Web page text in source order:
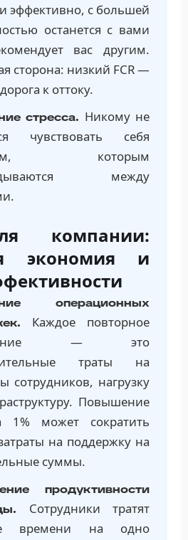
эффективно, с большей
останется с вами
вас другим.
сторона: низкий FCR —
к оттоку.
стресса. Никому не
чувствовать себя
которым
между
компании:
экономия и
операционных
Каждое повторное
— это
траты на
сотрудников, нагрузку
Повышение
1% может сократить
на поддержку на
суммы.
продуктивности
Сотрудники тратят
времени на одно